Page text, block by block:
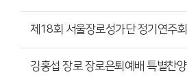
제18회 서울장로성가단 정기연주회
깅홍섭 장로 장로은퇴예배 특별찬양